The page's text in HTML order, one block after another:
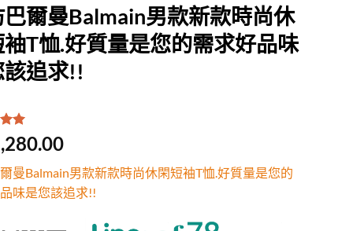
爾曼Balmain男款新款時尚休
T恤.好質量是您的需求好品味
追求!!
/
位
曼Balmain男款新款時尚休閑短袖T恤.好質量是您的
味是您該追求!!